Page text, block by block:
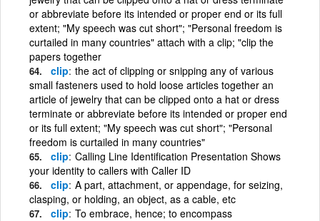
or abbreviate before its intended or proper end or its full
extent; "My speech was cut short"; "Personal freedom is
curtailed in many countries" attach with a clip; "clip the
papers together
clip the act of clipping or snipping any of various
small fasteners used to hold loose articles together an
article of jewelry that can be clipped onto a hat or dress
terminate or abbreviate before its intended or proper end
or its full extent; "My speech was cut short"; "Personal
freedom is curtailed in many countries"
clip Calling Line Identification Presentation Shows
your identity to callers with Caller ID
clip A part, attachment, or appendage, for seizing,
clasping, or holding, an object, as a cable, etc
clip To embrace, hence; to encompass